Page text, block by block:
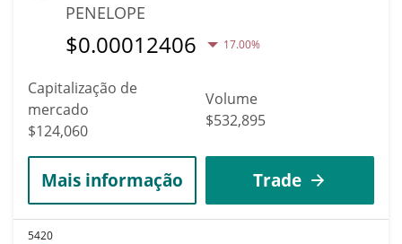
PENELOPE
$0.00012406 17.00%
Capitalização de
mercado
$124,060
Volume
$532,895
Mais informação Trade
5420